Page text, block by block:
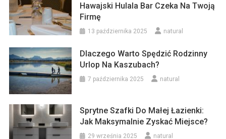
Hawajski Hulala Bar Czeka Na Twoją
Firmę
13 października 2025 natural
Dlaczego Warto Spędzić Rodzinny
Urlop Na Kaszubach?
7 października 2025 natural
Sprytne Szafki Do Małej Łazienki:
Jak Maksymalnie Zyskać Miejsce?
29 września 2025 natural